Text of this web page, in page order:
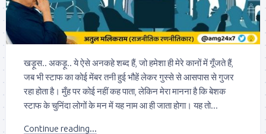
खड़ूस.. अकड़ू.. ये ऐसे अनकहे शब्द हैं, जो हमेशा ही मेरे कानों में गूँजते हैं,
जब भी स्टाफ का कोई मेंबर तनी हुई भौहें लेकर गुस्से से आसपास से गुजर
रहा होता है। मुँह पर कोई नहीं कह पाता, लेकिन मेरा मानना है कि बेशक
स्टाफ के चुनिंदा लोगों के मन में यह नाम आ ही जाता होगा। यह तो...
Continue reading...